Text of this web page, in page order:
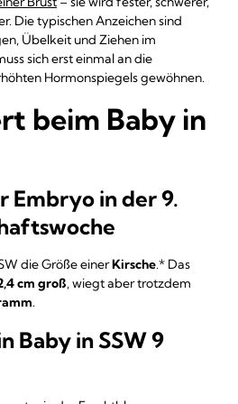
Die typischen Anzeichen sind
Übelkeit und Ziehen im
sich erst einmal an die
Hormonspiegels gewöhnen.
beim Baby in
Embryo in der 9.
die Größe einerKirsche.* Das
cm groß, wiegt aber trotzdem
.
Baby in SSW 9